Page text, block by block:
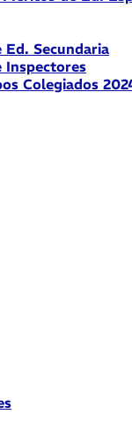
Secundaria
Inspectores
Colegiados